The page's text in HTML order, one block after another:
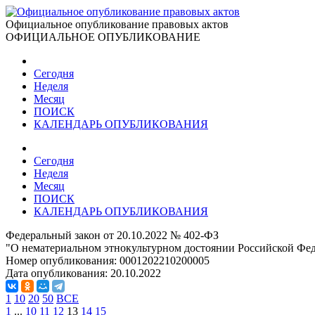
Официальное опубликование правовых актов
ОФИЦИАЛЬНОЕ ОПУБЛИКОВАНИЕ
Сегодня
Неделя
Месяц
ПОИСК
КАЛЕНДАРЬ ОПУБЛИКОВАНИЯ
Сегодня
Неделя
Месяц
ПОИСК
КАЛЕНДАРЬ ОПУБЛИКОВАНИЯ
Федеральный закон от 20.10.2022 № 402-ФЗ
"О нематериальном этнокультурном достоянии Российской
Номер опубликования: 0001202210200005
Дата опубликования: 20.10.2022
1 10 20 50 ВСЕ
1 ... 10 11 12 13 14 15